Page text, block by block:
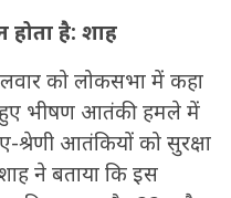
है: शाह
को लोकसभा में कहा
भीषण आतंकी हमले में
श्रेणी आतंकियों को सुरक्षा
ने बताया कि इस